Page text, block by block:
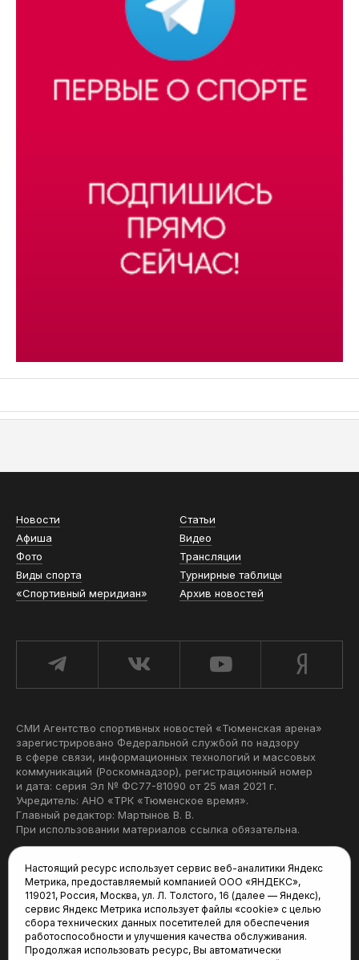
Новости
Статьи
Афиша
Видео
Фото
Трансляции
Виды спорта
Турнирные таблицы
«Спортивный меридиан»
Архив новостей
СМИ Агентство спортивных новостей «Тюменская арена»
зарегистрировано Федеральной службой по надзору
в сфере связи, информационных технологий и массовых
коммуникаций (Роскомнадзор), регистрационный номер
и дата: серия Эл № ФС77-81090 от 25 мая 2021 г.
Учредитель: АНО «ТРК «Тюменское время».
Главный редактор: Мартынов В. В.
При использовании материалов ссылка обязательна.
Редакция:
625035, Тюмень, пр. Геологоразведчиков, 28А
(3452) 68-22-28
tum-arena@mail.ru
Настоящий ресурс использует сервис веб-аналитики Яндекс
Метрика, предоставляемый компанией ООО «ЯНДЕКС»,
119021, Россия, Москва, ул. Л. Толстого, 16 (далее — Яндекс),
сервис Яндекс Метрика использует файлы «cookie» с целью
сбора технических данных посетителей для обеспечения
работоспособности и улучшения качества обслуживания.
Продолжая использовать ресурс, Вы автоматически